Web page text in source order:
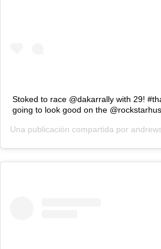
Stoked to race @dakarrally with 29!
going to look good on the
Una publicación compartida por